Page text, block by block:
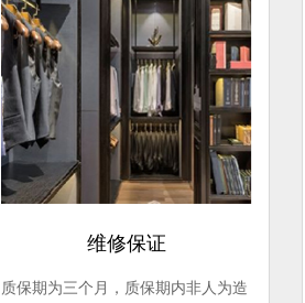
维修保证
质保期为三个月，质保期内非人为造